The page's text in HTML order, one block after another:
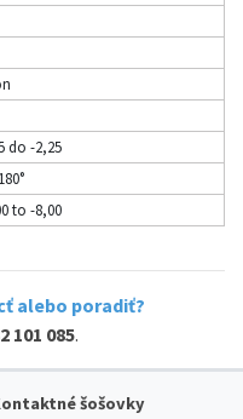
do -2,25
to -8,00
alebo poradiť?
101 085.
šošovky